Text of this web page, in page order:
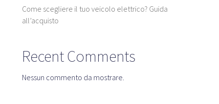
Come scegliere il tuo veicolo elettrico? Guida
all’acquisto
Recent Comments
Nessun commento da mostrare.